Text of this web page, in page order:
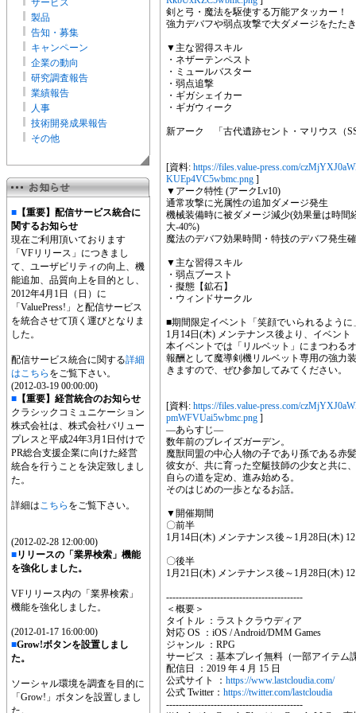
サービス
製品
告知・募集
キャンペーン
企業の動向
研究調査報告
業績報告
人事
技術開発成果報告
その他
■ 【重要】配信サービス統合に
関するお知らせ
現在ご利用頂いております
「VFリリース」につきまし
て、ユーザビリティの向上、機
能追加、品質向上を目的とし、
2012年4月1日（日）に
「ValuePress!」と配信サービス
を統合させて頂く運びとなりま
した。
配信サービス統合に関する詳細
はこちら をご覧下さい。
(2012-03-19 00:00:00)
■ 【重要】経営統合のお知らせ
クラシックコミュニケーション
株式会社は、株式会社バリュー
プレスと平成24年3月1日付けで
PR総合支援企業に向けた経営
統合を行うことを決定致しまし
た。
詳細はこちら をご覧下さい。
(2012-02-28 12:00:00)
■リリースの「業界検索」機能
を強化しました。
VFリリース内の「業界検索」
機能を強化しました。
(2012-01-17 16:00:00)
■Grow!ボタンを設置しまし
た。
ソーシャル環境を調査を目的に
「Grow!」ボタンを設置しまし
た。
剣と弓・魔法を駆使する万能アタッカー！
強力デバフや弱点攻撃で大ダメージをたた
▼主な習得スキル
・ネザーテンペスト
・ミュールバスター
・弱点追撃
・ギガシェイカー
・ギガウィーク
新アーク 「古代遺跡セント・マリウス（
[資料: https://files.value-press.com/
KUEp4VC5wbmc.png ]
▼アーク特性 (アークLv10)
通常攻撃に光属性の追加ダメージ発生
機械装備時に被ダメージ減少(効果量は時
大-40%)
魔法のデバフ効果時間・特技のデバフ発生
▼主な習得スキル
・弱点ブースト
・擬態【鉱石】
・ウィンドサークル
■期間限定イベント「笑顔でいられるように
1月14日(木) メンテナンス後より、イベン
本イベントでは「リルベット」にまつわる
報酬として魔導剣機リルベット専用の強力
きますので、ぜひ参加してみてください。
[資料: https://files.value-press.com/
pmWFVUai5wbmc.png ]
―あらすじ―
数年前のブレイズガーデン。
魔獣同盟の中心人物の子であり孫である赤
彼女が、共に育った空艇技師の少女と共に、
自らの道を定め、進み始める。
そのはじめの一歩となるお話。
▼開催期間
〇前半
1月14日(木) メンテナンス後～1月28日(木)
〇後半
1月21日(木) メンテナンス後～1月28日(木)
-------------------------------------------
＜概要＞
タイトル ：ラストクラウディア
対応 OS ：iOS / Android/DMM Games
ジャンル ：RPG
サービス ：基本プレイ無料（一部アイテム
配信日 ：2019 年 4 月 15 日
公式サイト ： https://www.lastcloudia.com/
公式 Twitter： https://twitter.com/lastcloudia
-------------------------------------------